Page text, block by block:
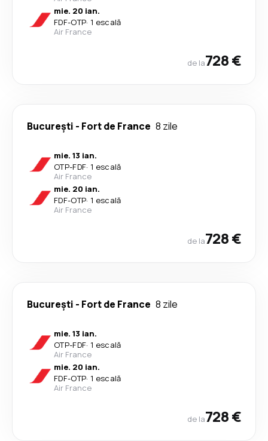
mie. 20 ian.
FDF-OTP· 1 escală
Air France
de la728 €
București - Fort de France 8 zile
mie. 13 ian.
OTP-FDF· 1 escală
Air France
mie. 20 ian.
FDF-OTP· 1 escală
Air France
de la728 €
București - Fort de France 8 zile
mie. 13 ian.
OTP-FDF· 1 escală
Air France
mie. 20 ian.
FDF-OTP· 1 escală
Air France
de la728 €